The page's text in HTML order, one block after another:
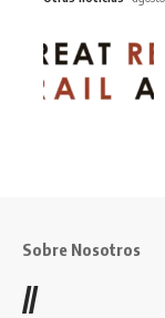
Sobre Nosotros
//